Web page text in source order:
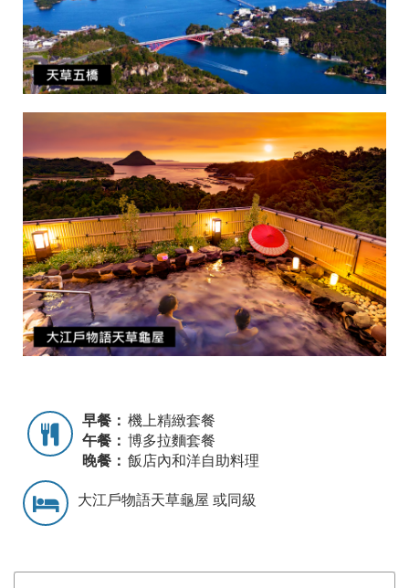
早餐： 機上精緻套餐
午餐： 博多拉麵套餐
晚餐： 飯店內和洋自助料理
大江戶物語天草龜屋 或同級